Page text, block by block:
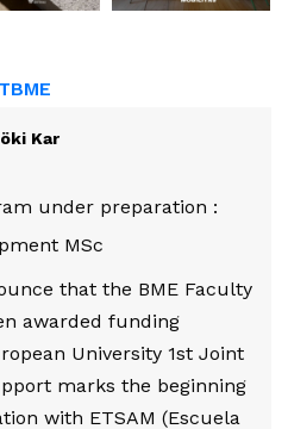
Kar
under preparation :
MSc
that the BME Faculty
awarded funding
University 1st Joint
marks the beginning
with ETSAM (Escuela